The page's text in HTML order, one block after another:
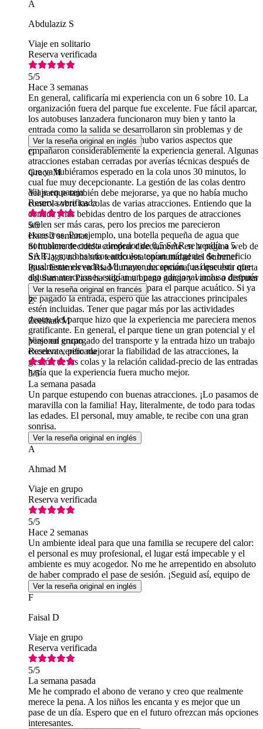
A
Abdulaziz S
Viaje en solitario
Reserva verificada
5/5
Hace 3 semanas
En general, calificaría mi experiencia con un 6 sobre 10. La
organización fuera del parque fue excelente. Fue fácil aparcar,
los autobuses lanzadera funcionaron muy bien y tanto la
entrada como la salida se desarrollaron sin problemas y de
forma eficiente. Sin embargo, hubo varios aspectos que
empañaron considerablemente la experiencia general. Algunas
atracciones estaban cerradas por averías técnicas después de
que ya hubiéramos esperado en la cola unos 30 minutos, lo
cual fue muy decepcionante. La gestión de las colas dentro
del parque también debe mejorarse, ya que no había mucho
control sobre las colas de varias atracciones. Entiendo que la
comida y las bebidas dentro de los parques de atracciones
suelen ser más caras, pero los precios me parecieron
excesivos. Por ejemplo, una botella pequeña de agua que
normalmente cuesta alrededor de 0,5 SAR se vendía a 5
SAR, y muchos otros artículos tenían márgenes de beneficio
igualmente elevados. Mi mayor decepción fue descubrir que
algunas atracciones exigían un pago adicional incluso después
de haber comprado una entrada para el parque acuático. Si ya
he pagado la entrada, espero que las atracciones principales
estén incluidas. Tener que pagar más por las actividades
dentro del parque hizo que la experiencia me pareciera menos
gratificante. En general, el parque tiene un gran potencial y el
personal encargado del transporte y la entrada hizo un trabajo
excelente, pero mejorar la fiabilidad de las atracciones, la
gestión de las colas y la relación calidad-precio de las entradas
haría que la experiencia fuera mucho mejor.
Ver la reseña original en inglés
G
Grace M
Viaje en pareja
Reserva verificada
5/5
Hace 2 semanas
Si hubiera decidido comprar directamente en la página web de
Six Flags, no habría tenido esta oportunidad del Summer
Pass. Estamos en Riad durante una semana, así que esta oferta
del Summer Pass ha sido una buena ganga y vamos a disfrutar
de tres visitas.
Ver la reseña original en francés
Z
Zeeshan M
Viaje en grupo
Reserva verificada
5/5
La semana pasada
Un parque estupendo con buenas atracciones. ¡Lo pasamos de
maravilla con la familia! Hay, literalmente, de todo para todas
las edades. El personal, muy amable, te recibe con una gran
sonrisa.
Ver la reseña original en inglés
A
Ahmad M
Viaje en grupo
Reserva verificada
5/5
Hace 2 semanas
Un ambiente ideal para que una familia se recupere del calor:
el personal es muy profesional, el lugar está impecable y el
ambiente es muy acogedor. No me he arrepentido en absoluto
de haber comprado el pase de sesión. ¡Seguid así, equipo de
Aqua Arabia!
Ver la reseña original en inglés
F
Faisal D
Viaje en grupo
Reserva verificada
5/5
La semana pasada
Me he comprado el abono de verano y creo que realmente
merece la pena. A los niños les encanta y es mejor que un
pase de un día. Espero que en el futuro ofrezcan más opciones
interesantes.